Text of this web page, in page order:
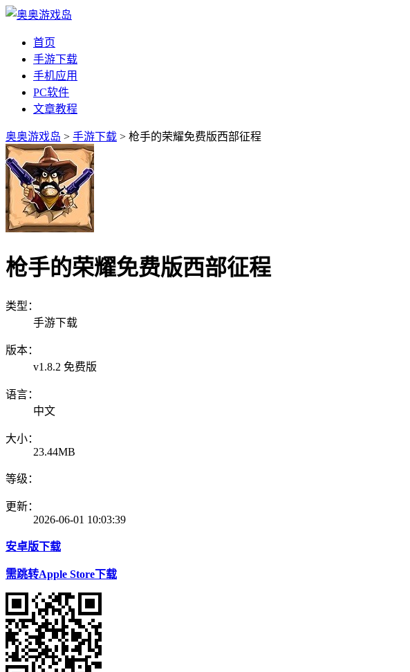
首页
手游下载
手机应用
PC软件
文章教程
奥奥游戏岛 > 手游下载 > 枪手的荣耀免费版西部征程
枪手的荣耀免费版西部征程
类型：
手游下载
版本：
v1.8.2 免费版
语言：
中文
大小：
23.44MB
等级：
更新：
2026-06-01 10:03:39
安卓版下载
需跳转Apple Store下载